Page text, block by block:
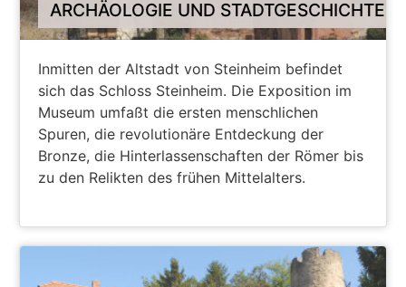
ARCHÄOLOGIE UND STADTGESCHICHTE
Inmitten der Altstadt von Steinheim befindet
sich das Schloss Steinheim. Die Exposition im
Museum umfaßt die ersten menschlichen
Spuren, die revolutionäre Entdeckung der
Bronze, die Hinterlassenschaften der Römer bis
zu den Relikten des frühen Mittelalters.